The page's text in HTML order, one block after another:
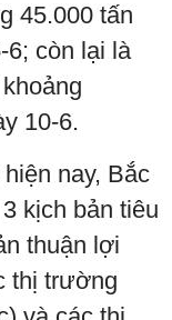
45.000 tấn
6; còn lại là
10-6.
nay, Bắc
kịch bản tiêu
thuận lợi
thị trường